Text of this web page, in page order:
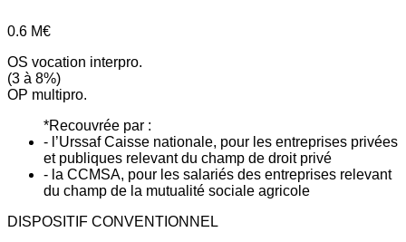
0.6 M€
OS vocation interpro.
(3 à 8%)
OP multipro.
*Recouvrée par :
- l’Urssaf Caisse nationale, pour les entreprises privées
et publiques relevant du champ de droit privé
- la CCMSA, pour les salariés des entreprises relevant
du champ de la mutualité sociale agricole
DISPOSITIF CONVENTIONNEL